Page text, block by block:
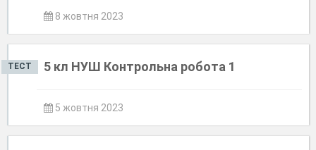
8 жовтня 2023
ТЕСТ 5 кл НУШ Контрольна робота 1
5 жовтня 2023